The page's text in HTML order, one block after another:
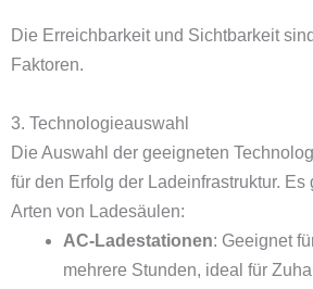
Die Erreichbarkeit und Sichtbarkeit
Faktoren.
3. Technologieauswahl
Die Auswahl der geeigneten
für den Erfolg der Ladeinfrastruktur. Es
Arten von Ladesäulen:
AC-Ladestationen: Geeignet
mehrere Stunden, ideal für